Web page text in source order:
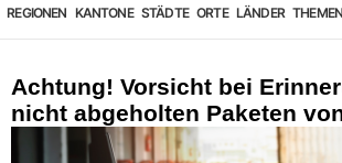
REGIONEN KANTONE STÄDTE ORTE LÄNDER THEMEN
Achtung! Vorsicht bei
nicht abgeholten Paketen